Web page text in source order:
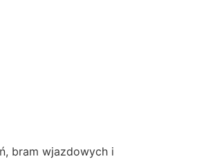
bram wjazdowych i